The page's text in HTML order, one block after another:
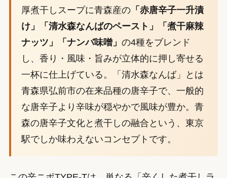
厚煮干しスープに青森産の「赤唐辛子一升漬
け」「清水森なんばのペースト」「煮干麻辣
ナッツ」「ナンバ味噌」 の4種をブレンド
し、香り・風味・旨みが立体的に押し寄せる
一杯に仕上げている。「清水森なんば」とは
青森県弘前市の在来品種の唐辛子で、一般的
な唐辛子より辛味が穏やかで風味が豊か。青
森の唐辛子文化と煮干しの融合という、東京
駅でしか味わえないコンセプトです。